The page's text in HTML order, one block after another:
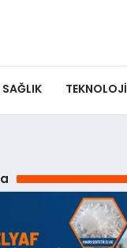
SAĞLIK TEKNOLOJI